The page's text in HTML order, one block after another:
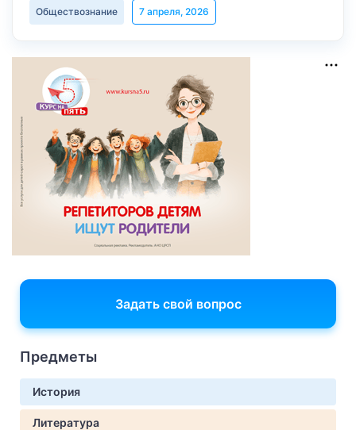
Обществознание 7 апреля, 2026
Задать свой вопрос
Предметы
История
Литература